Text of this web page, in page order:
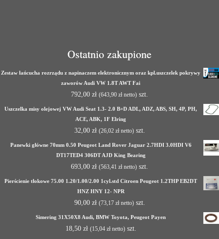
Ostatnio zakupione
Zestaw łańcucha rozrządu z napinaczem elektronicznym oraz kpl.uszczelek pokrywy
zaworów Audi VW 1.8T AWT Fai
792,00 zł (643,90 zł netto) szt.
Uszczelka misy olejowej VW Audi Seat 1.3- 2.0 B+D ADL, ADZ, ABS, SH, 4P, PH,
ACE, ABK, 1F Elring
32,00 zł (26,02 złnetto)szt.
Panewki główne 70mm 0.50 Peugeot Land Rover Jaguar 2.7HDI 3.0HDI V6
DT17TED4 306DT AJD King Bearing
693,00 zł (563,41 zł netto) szt.
Pierścienie tłokowe 75.00 1.20/1.00/2.00 1cyl.std Citroen Peugeot 1.2THP EB2DT
HNZ HNY 12- NPR
90,00 zł (73,17 złnetto)szt.
Simering 31X50X8 Audi, BMW Toyota, Peugeot Payen
18,50 zł (15,04 złnetto)szt.